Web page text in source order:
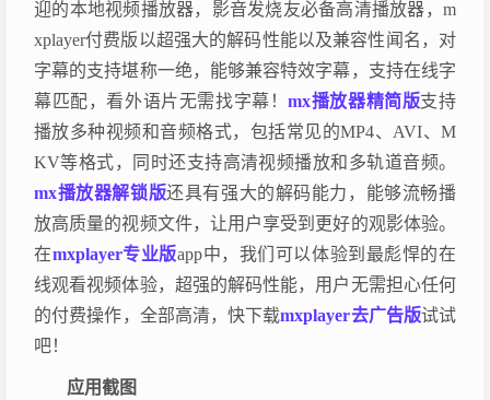
迎的本地视频播放器，影音发烧友必备高清播放器，m
xplayer付费版以超强大的解码性能以及兼容性闻名，对
字幕的支持堪称一绝，能够兼容特效字幕，支持在线字
幕匹配，看外语片无需找字幕！mx播放器精简版支持
播放多种视频和音频格式，包括常见的MP4、AVI、M
KV等格式，同时还支持高清视频播放和多轨道音频。
mx播放器解锁版还具有强大的解码能力，能够流畅播
放高质量的视频文件，让用户享受到更好的观影体验。
在mxplayer专业版app中，我们可以体验到最彪悍的在
线观看视频体验，超强的解码性能，用户无需担心任何
的付费操作，全部高清，快下载mxplayer去广告版试试
吧！
应用截图